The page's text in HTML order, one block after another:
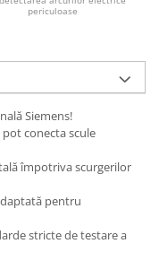
periculoase
Siemens!
conecta scule
împotriva scurgerilor
pentru
stricte de testare a